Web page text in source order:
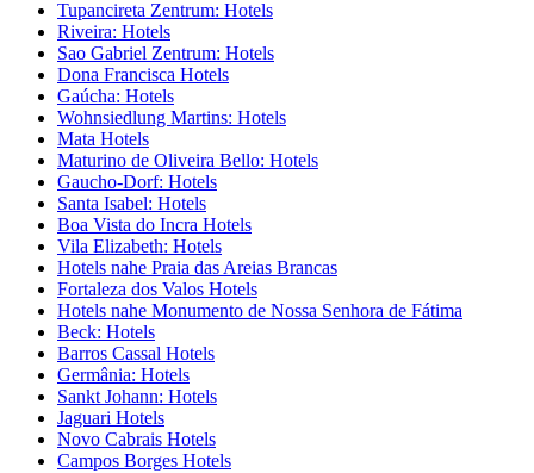
Tupancireta Zentrum: Hotels
Riveira: Hotels
Sao Gabriel Zentrum: Hotels
Dona Francisca Hotels
Gaúcha: Hotels
Wohnsiedlung Martins: Hotels
Mata Hotels
Maturino de Oliveira Bello: Hotels
Gaucho-Dorf: Hotels
Santa Isabel: Hotels
Boa Vista do Incra Hotels
Vila Elizabeth: Hotels
Hotels nahe Praia das Areias Brancas
Fortaleza dos Valos Hotels
Hotels nahe Monumento de Nossa Senhora de Fátima
Beck: Hotels
Barros Cassal Hotels
Germânia: Hotels
Sankt Johann: Hotels
Jaguari Hotels
Novo Cabrais Hotels
Campos Borges Hotels